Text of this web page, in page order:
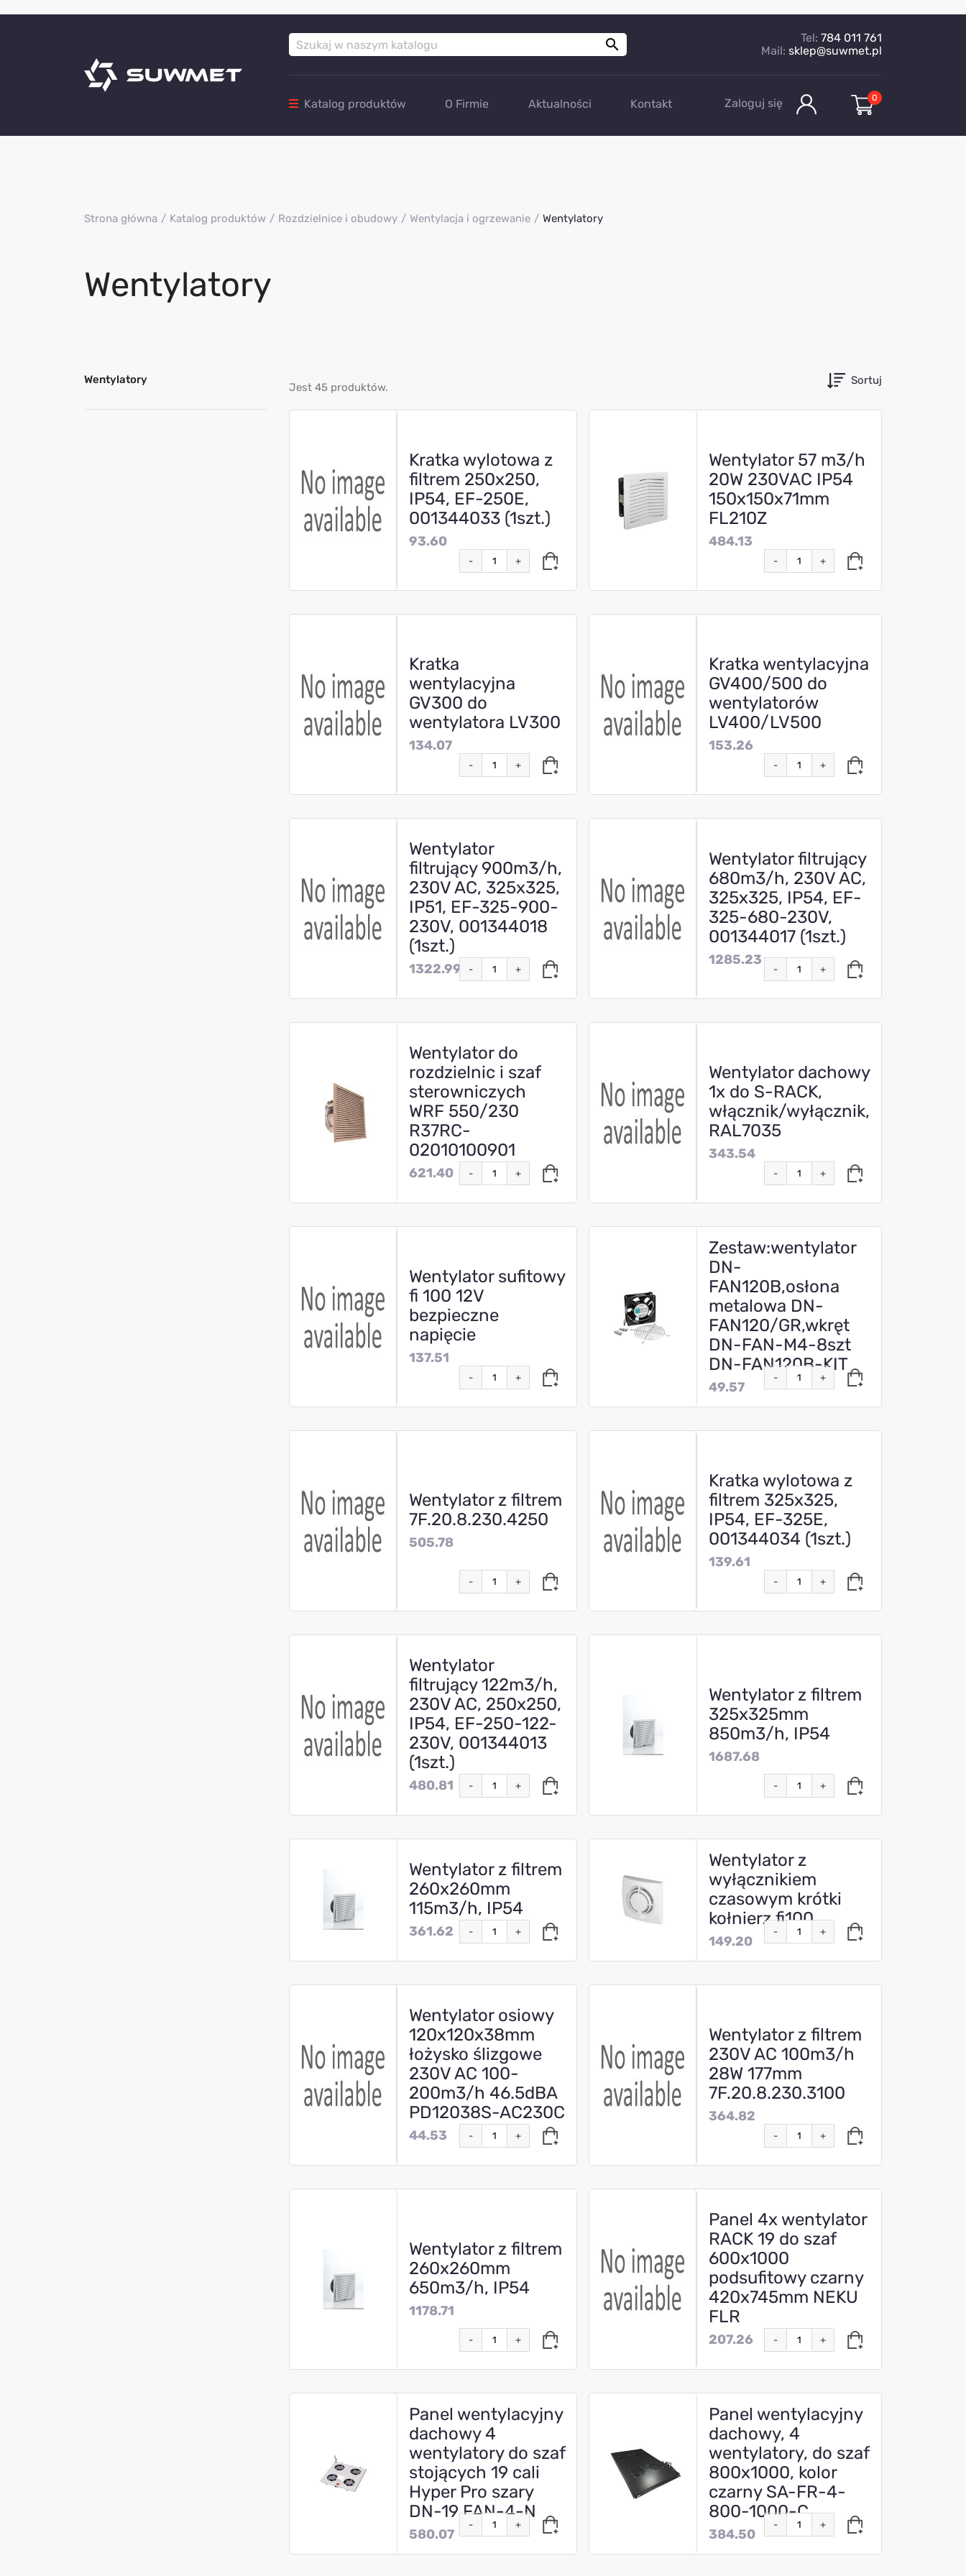
 Tel: 784 011 761
Mail: sklep@suwmet.pl
Katalog produktów O Firmie Aktualności Kontakt Zaloguj się 0
Strona główna Katalog produktów Rozdzielnice i obudowy Wentylacja i ogrzewanie Wentylatory
Wentylatory
Wentylatory
Jest 45 produktów.
Sortuj
Kratka wylotowa z
filtrem 250x250,
IP54, EF-250E,
001344033 (1szt.)
93.60
- +
Wentylator 57 m3/h
20W 230VAC IP54
150x150x71mm
FL210Z
484.13
- +
Kratka
wentylacyjna
GV300 do
wentylatora LV300
134.07
- +
Kratka wentylacyjna
GV400/500 do
wentylatorów
LV400/LV500
153.26
- +
Wentylator
filtrujący 900m3/h,
230V AC, 325x325,
IP51, EF-325-900-
230V, 001344018
(1szt.)
1322.99 - +
Wentylator filtrujący
680m3/h, 230V AC,
325x325, IP54, EF-
325-680-230V,
001344017 (1szt.)
1285.23
- +
Wentylator do
rozdzielnic i szaf
sterowniczych
WRF 550/230
R37RC-
02010100901
621.40 - +
Wentylator dachowy
1x do S-RACK,
włącznik/wyłącznik,
RAL7035
343.54
- +
Wentylator sufitowy
fi 100 12V
bezpieczne
napięcie
137.51
- +
Zestaw:wentylator
DN-
FAN120B,osłona
metalowa DN-
FAN120/GR,wkręt
DN-FAN-M4-8szt
DN-FAN120B-KIT
49.57
- +
Wentylator z filtrem
7F.20.8.230.4250
505.78
- +
Kratka wylotowa z
filtrem 325x325,
IP54, EF-325E,
001344034 (1szt.)
139.61
- +
Wentylator
filtrujący 122m3/h,
230V AC, 250x250,
IP54, EF-250-122-
230V, 001344013
(1szt.)
480.81 - +
Wentylator z filtrem
325x325mm
850m3/h, IP54
1687.68
- +
Wentylator z filtrem
260x260mm
115m3/h, IP54
361.62 - +
Wentylator z
wyłącznikiem
czasowym krótki
kołnierz fi100
149.20
- +
Wentylator osiowy
120x120x38mm
łożysko ślizgowe
230V AC 100-
200m3/h 46.5dBA
PD12038S-AC230C
44.53 - +
Wentylator z filtrem
230V AC 100m3/h
28W 177mm
7F.20.8.230.3100
364.82
- +
Wentylator z filtrem
260x260mm
650m3/h, IP54
1178.71
- +
Panel 4x wentylator
RACK 19 do szaf
600x1000
podsufitowy czarny
420x745mm NEKU
FLR
207.26 - +
Panel wentylacyjny
dachowy 4
wentylatory do szaf
stojących 19 cali
Hyper Pro szary
DN-19 FAN-4-N
580.07
- +
Panel wentylacyjny
dachowy, 4
wentylatory, do szaf
800x1000, kolor
czarny SA-FR-4-
800-1000-C
384.50
- +